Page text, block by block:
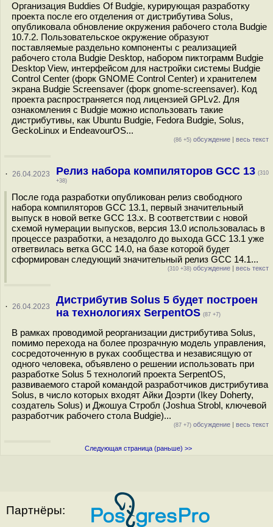
Организация Buddies Of Budgie, курирующая разработку
проекта после его отделения от дистрибутива Solus,
опубликовала обновление окружения рабочего стола Budgie
10.7.2. Пользовательское окружение образуют
поставляемые раздельно компоненты с реализацией
рабочего стола Budgie Desktop, набором пиктограмм Budgie
Desktop View, интерфейсом для настройки системы Budgie
Control Center (форк GNOME Control Center) и хранителем
экрана Budgie Screensaver (форк gnome-screensaver). Код
проекта распространяется под лицензией GPLv2. Для
ознакомления с Budgie можно использовать такие
дистрибутивы, как Ubuntu Budgie, Fedora Budgie, Solus,
GeckoLinux и EndeavourOS...
(86 +5) обсуждение | весь текст
· 26.04.2023 Релиз набора компиляторов GCC 13 (310
+38)
После года разработки опубликован релиз свободного
набора компиляторов GCC 13.1, первый значительный
выпуск в новой ветке GCC 13.x. В соответствии с новой
схемой нумерации выпусков, версия 13.0 использовалась в
процессе разработки, а незадолго до выхода GCC 13.1 уже
ответвилась ветка GCC 14.0, на базе которой будет
сформирован следующий значительный релиз GCC 14.1...
(310 +38) обсуждение | весь текст
· 26.04.2023
Дистрибутив Solus 5 будет построен
на технологиях SerpentOS (87 +7)
В рамках проводимой реорганизации дистрибутива Solus,
помимо перехода на более прозрачную модель управления,
сосредоточенную в руках сообщества и независящую от
одного человека, объявлено о решении использовать при
разработке Solus 5 технологий проекта SerpentOS,
развиваемого старой командой разработчиков дистрибутива
Solus, в число которых входят Айки Доэрти (Ikey Doherty,
создатель Solus) и Джошуа Стробл (Joshua Strobl, ключевой
разработчик рабочего стола Budgie)...
(87 +7) обсуждение | весь текст
Следующая страница (раньше) >>
Партнёры: